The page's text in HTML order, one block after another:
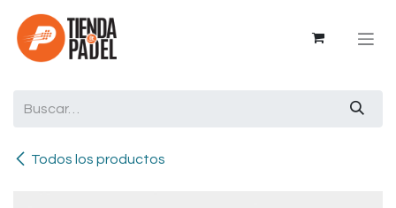
Ir al contenido
Todos los productos